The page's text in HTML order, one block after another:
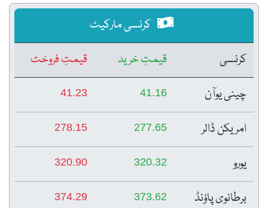
کرنسی مارکیٹ
کرنسی
قیمتِ خرید
قیمتِ فروخت
چینی یوآن
41.16
41.23
امریکن ڈالر 277.65
278.15
یورو 320.32
320.90
برطانوی پاؤنڈ 373.62
374.29